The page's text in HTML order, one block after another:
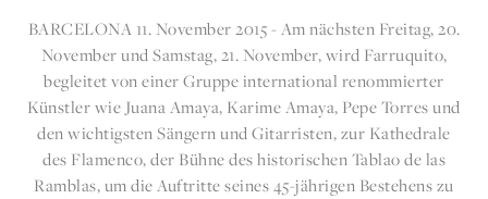
BARCELONA 11. November 2015 - Am nächsten Freitag, 20.
November und Samstag, 21. November, wird Farruquito,
begleitet von einer Gruppe international renommierter
Künstler wie Juana Amaya, Karime Amaya, Pepe Torres und
den wichtigsten Sängern und Gitarristen, zur Kathedrale
des Flamenco, der Bühne des historischen Tablao de las
Ramblas, um die Auftritte seines 45-jährigen Bestehens zu